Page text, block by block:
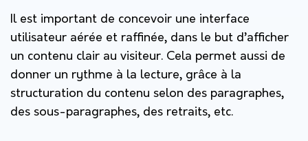
Il est important de concevoir une interface
utilisateur aérée et raffinée, dans le but d’afficher
un contenu clair au visiteur. Cela permet aussi de
donner un rythme à la lecture, grâce à la
structuration du contenu selon des paragraphes,
des sous-paragraphes, des retraits, etc.